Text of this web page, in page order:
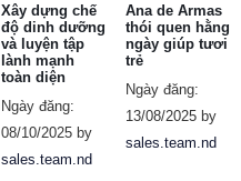
Xây dựng chế
độ dinh dưỡng
và luyện tập
lành mạnh
toàn diện
Ngày đăng:
08/10/2025 by
sales.team.nd
Ana de Armas
thói quen hằng
ngày giúp tươi
trẻ
Ngày đăng:
13/08/2025 by
sales.team.nd